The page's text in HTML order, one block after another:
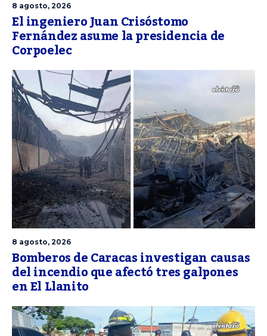
8 agosto, 2026
El ingeniero Juan Crisóstomo
Fernández asume la presidencia de
Corpoelec
8 agosto, 2026
Bomberos de Caracas investigan causas
del incendio que afectó tres galpones
en El Llanito